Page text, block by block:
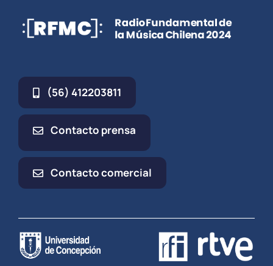
(56) 412203811
Contacto prensa
Contacto comercial